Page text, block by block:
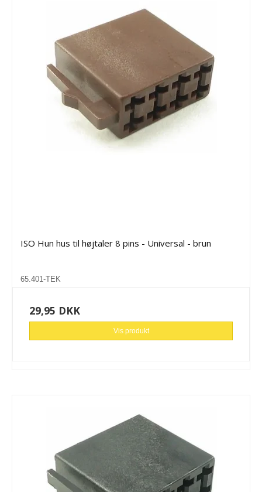
ISO Hun hus til højtaler 8 pins - Universal - brun
65.401-TEK
29,95 DKK
Vis produkt